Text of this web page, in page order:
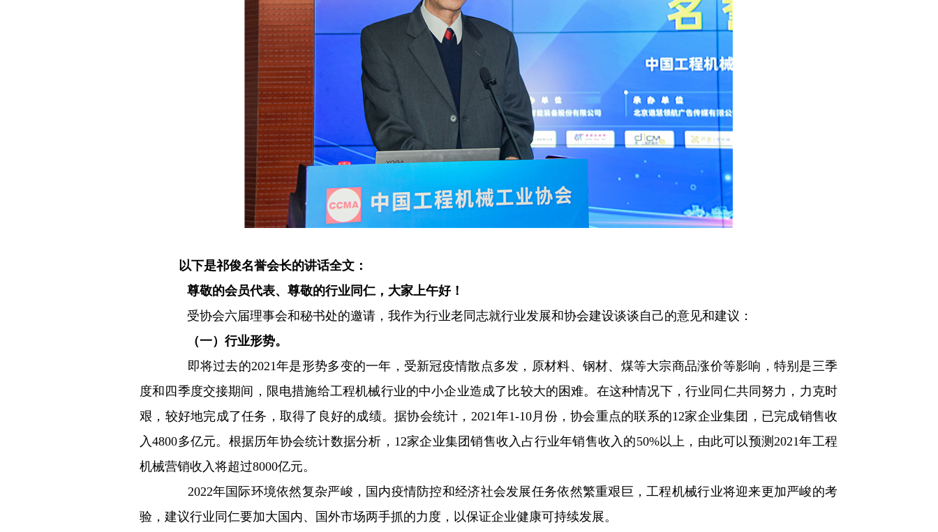
以下是祁俊名誉会长的讲话全文：
尊敬的会员代表、尊敬的行业同仁，大家上午好！
受协会六届理事会和秘书处的邀请，我作为行业老同志就行业发展和协会建设谈谈自己的意见和建议：
（一）行业形势。
即将过去的2021年是形势多变的一年，受新冠疫情散点多发，原材料、钢材、煤等大宗商品涨价等影响，特别是三季
度和四季度交接期间，限电措施给工程机械行业的中小企业造成了比较大的困难。在这种情况下，行业同仁共同努力，力克时
艰，较好地完成了任务，取得了良好的成绩。据协会统计，2021年1-10月份，协会重点的联系的12家企业集团，已完成销售收
入4800多亿元。根据历年协会统计数据分析，12家企业集团销售收入占行业年销售收入的50%以上，由此可以预测2021年工程
机械营销收入将超过8000亿元。
2022年国际环境依然复杂严峻，国内疫情防控和经济社会发展任务依然繁重艰巨，工程机械行业将迎来更加严峻的考
验，建议行业同仁要加大国内、国外市场两手抓的力度，以保证企业健康可持续发展。